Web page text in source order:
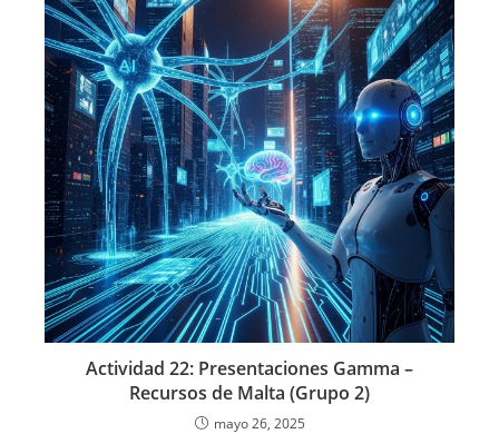
Actividad 22: Presentaciones Gamma –
Recursos de Malta (Grupo 2)
mayo 26, 2025